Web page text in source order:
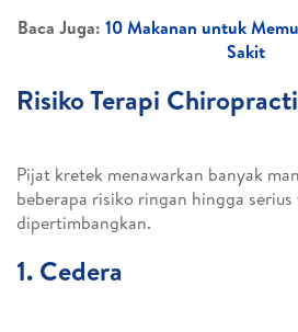
Baca Juga: 10 Makanan untuk
Sakit
Risiko Terapi
Pijat kretek menawarkan banyak
beberapa risiko ringan hingga
dipertimbangkan.
1. Cedera